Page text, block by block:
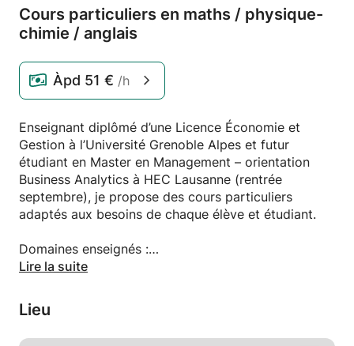
Cours particuliers en maths / physique-
chimie / anglais
Àpd 51 € /h
Enseignant diplômé d’une Licence Économie et
Gestion à l’Université Grenoble Alpes et futur
étudiant en Master en Management – orientation
Business Analytics à HEC Lausanne (rentrée
septembre), je propose des cours particuliers
adaptés aux besoins de chaque élève et étudiant.
Domaines enseignés :
• Mathématiques et Physique-Chimie (niveau
bases, soutien régulier, approfondissement et
préparation aux examens (maturité, bac, contrôles).
• Mathématiques niveau universitaire (Licence
Lire la suite
Lieu